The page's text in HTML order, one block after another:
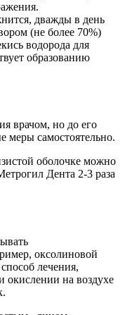
дважды в день
(не более 70%)
водорода для
образованию
врачом, но до его
меры самостоятельно.
оболочке можно
Дента 2-3 раза
оксолиновой
лечения,
окислении на воздухе